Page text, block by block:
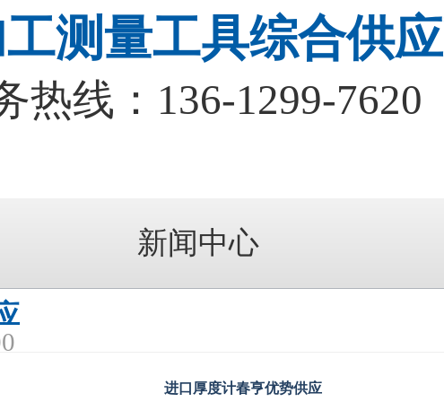
测量工具综合供
热线： 136-1299-7620
新闻中心
进口厚度计春亨优势供应